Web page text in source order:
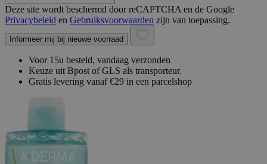
Deze site wordt beschermd door reCAPTCHA en de Google
Privacybeleid en Gebruiksvoorwaarden zijn van toepassing.
Informeer mij bij nieuwe voorraad
Voor 15u besteld, vandaag verzonden
Keuze uit Bpost of GLS als transporteur.
Gratis levering vanaf €29 in een parcelshop